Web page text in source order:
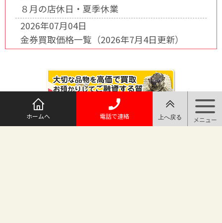
８月の店休日・夏季休業
2026年07月04日
金券買取価格一覧（2026年7月4日更新）
ホームへ 電話で連絡